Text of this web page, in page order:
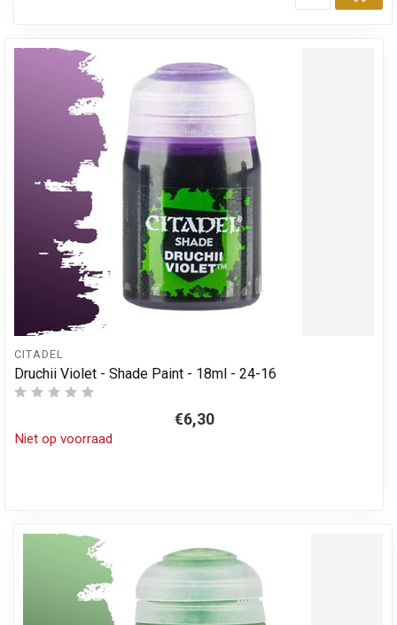
CITADEL
Druchii Violet - Shade Paint - 18ml - 24-16
€6,30
Niet op voorraad